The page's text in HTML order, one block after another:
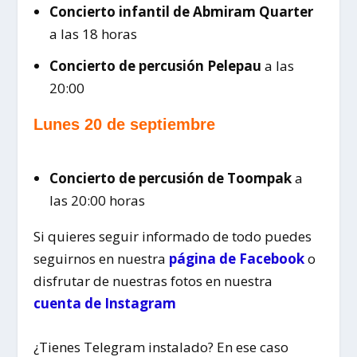
Concierto infantil de Abmiram Quarter
a las 18 horas
Concierto de percusión Pelepau a las
20:00
Lunes 20 de septiembre
Concierto de percusión de Toompaka
las 20:00 horas
Si quieres seguir informado de todo puedes
seguirnos en nuestra página de Facebooko
disfrutar de nuestras fotos en nuestra
cuenta de Instagram
¿Tienes Telegram instalado? En ese caso